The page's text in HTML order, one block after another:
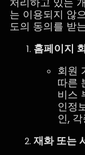
는 이용되지 않
도의 동의를 받
홈페이지
회원
따른
비스
인정
인,
재화 또는